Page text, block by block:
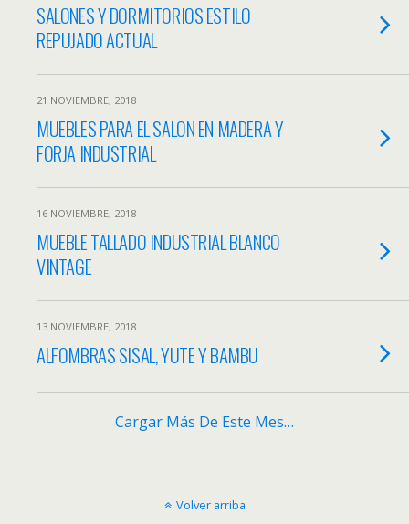
SALONES Y DORMITORIOS ESTILO
REPUJADO ACTUAL
21 NOVIEMBRE, 2018
MUEBLES PARA EL SALON EN MADERA Y
FORJA INDUSTRIAL
16 NOVIEMBRE, 2018
MUEBLE TALLADO INDUSTRIAL BLANCO
VINTAGE
13 NOVIEMBRE, 2018
ALFOMBRAS SISAL, YUTE Y BAMBU
Cargar Más De Este Mes…
Volver arriba